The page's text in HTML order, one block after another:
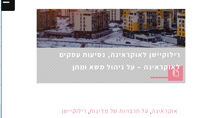
רילוקיישן לאוקראינה, נסיעות עסקים
לאוקראינה – על ניהול משא ומתן
אוקראינה, על תרבויות של מדינות, רילוקיישן